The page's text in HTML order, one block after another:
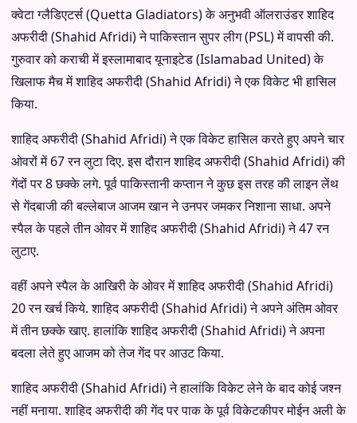
क्वेटा ग्लैडिएटर्स (Quetta Gladiators) के अनुभवी ऑलराउंडर शाहिद
अफरीदी (Shahid Afridi) ने पाकिस्तान सुपर लीग (PSL) में वापसी की.
गुरुवार को कराची में इस्लामाबाद यूनाइटेड (Islamabad United) के
खिलाफ मैच में शाहिद अफरीदी (Shahid Afridi) ने एक विकेट भी हासिल
किया.
शाहिद अफरीदी (Shahid Afridi) ने एक विकेट हासिल करते हुए अपने चार
ओवरों में 67 रन लुटा दिए. इस दौरान शाहिद अफरीदी (Shahid Afridi) की
गेंदों पर 8 छक्के लगे. पूर्व पाकिस्तानी कप्तान ने कुछ इस तरह की लाइन लेंथ
से गेंदबाजी की बल्लेबाज आजम खान ने उनपर जमकर निशाना साधा. अपने
स्पैल के पहले तीन ओवर में शाहिद अफरीदी (Shahid Afridi) ने 47 रन
लुटाए.
वहीं अपने स्पैल के आखिरी के ओवर में शाहिद अफरीदी (Shahid Afridi)
20 रन खर्च किये. शाहिद अफरीदी (Shahid Afridi) ने अपने अंतिम ओवर
में तीन छक्के खाए. हालांकि शाहिद अफरीदी (Shahid Afridi) ने अपना
बदला लेते हुए आजम को तेज गेंद पर आउट किया.
शाहिद अफरीदी (Shahid Afridi) ने हालांकि विकेट लेने के बाद कोई जश्न
नहीं मनाया. शाहिद अफरीदी की गेंद पर पाक के पूर्व विकेटकीपर मोईन अली के